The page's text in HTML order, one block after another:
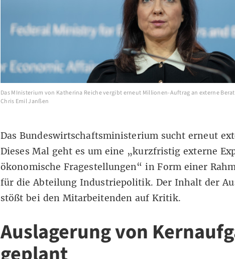
Das MInisterium von Katherina Reiche vergibt erneut Millionen-Auftrag an externe
Chris Emil Janßen
Das Bundeswirtschaftsministerium sucht erneut
Dieses Mal geht es um eine „kurzfristig externe
ökonomische Fragestellungen“ in Form einer
für die Abteilung Industriepolitik. Der Inhalt der
stößt bei den Mitarbeitenden auf Kritik.
Auslagerung von